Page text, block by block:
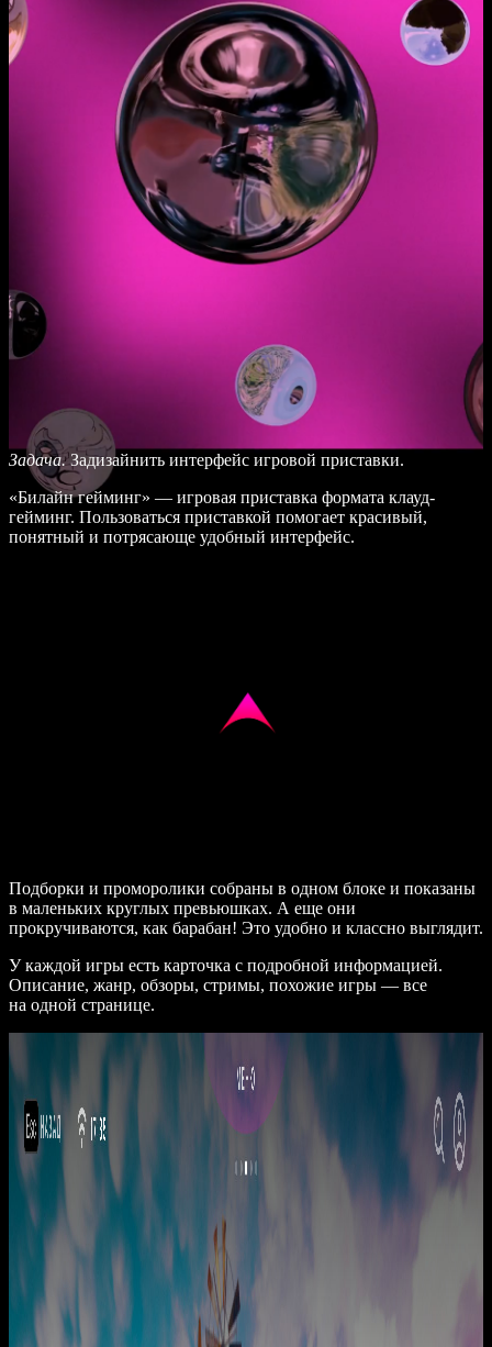
Описание
Задача.Задизайнить интерфейс игровой приставки.
«Билайн гейминг» — игровая приставка формата клауд-
гейминг. Пользоваться приставкой помогает красивый,
понятный и потрясающе удобный интерфейс.
Подборки и проморолики собраны в одном блоке и показаны
в маленьких круглых превьюшках. А еще они
прокручиваются, как барабан! Это удобно и классно выглядит.
У каждой игры есть карточка с подробной информацией.
Описание, жанр, обзоры, стримы, похожие игры — все
на одной странице.